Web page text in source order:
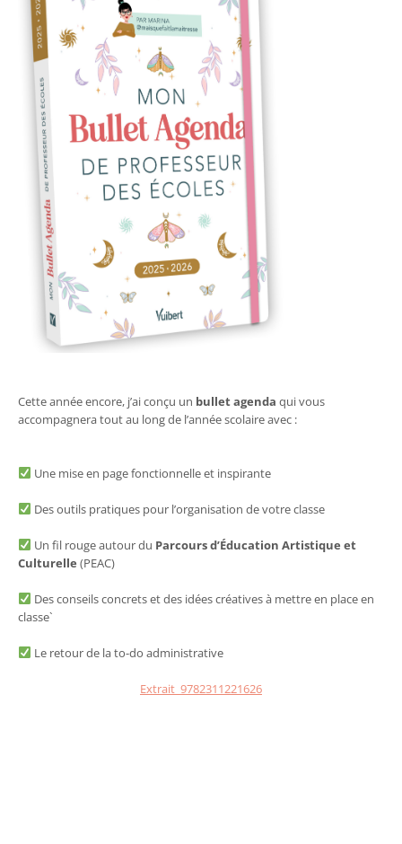
Cette année encore, j’ai conçu un bullet agenda qui vous
accompagnera tout au long de l’année scolaire avec :
Une mise en page fonctionnelle et inspirante
Des outils pratiques pour l’organisation de votre classe
Un fil rouge autour du Parcours d’Éducation Artistique et
Culturelle (PEAC)
Des conseils concrets et des idées créatives à mettre en place en
classe`
Le retour de la to-do administrative
Extrait_9782311221626